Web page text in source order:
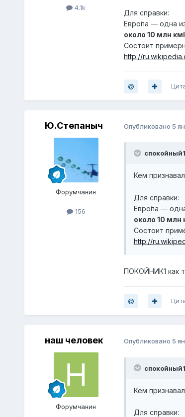
4.1k
Для справки:
Евро́па — одна
около 10 млн
Состоит
http://
Ю.Степаныч
Форумчанин
156
Опубликовано 5
Кем
Для справки:
Евро́па —
около 10 млн
Состоит
http://
ПОКОЙНИК1 как
наш человек
Форумчанин
Опубликовано 5
Кем
Для справки: